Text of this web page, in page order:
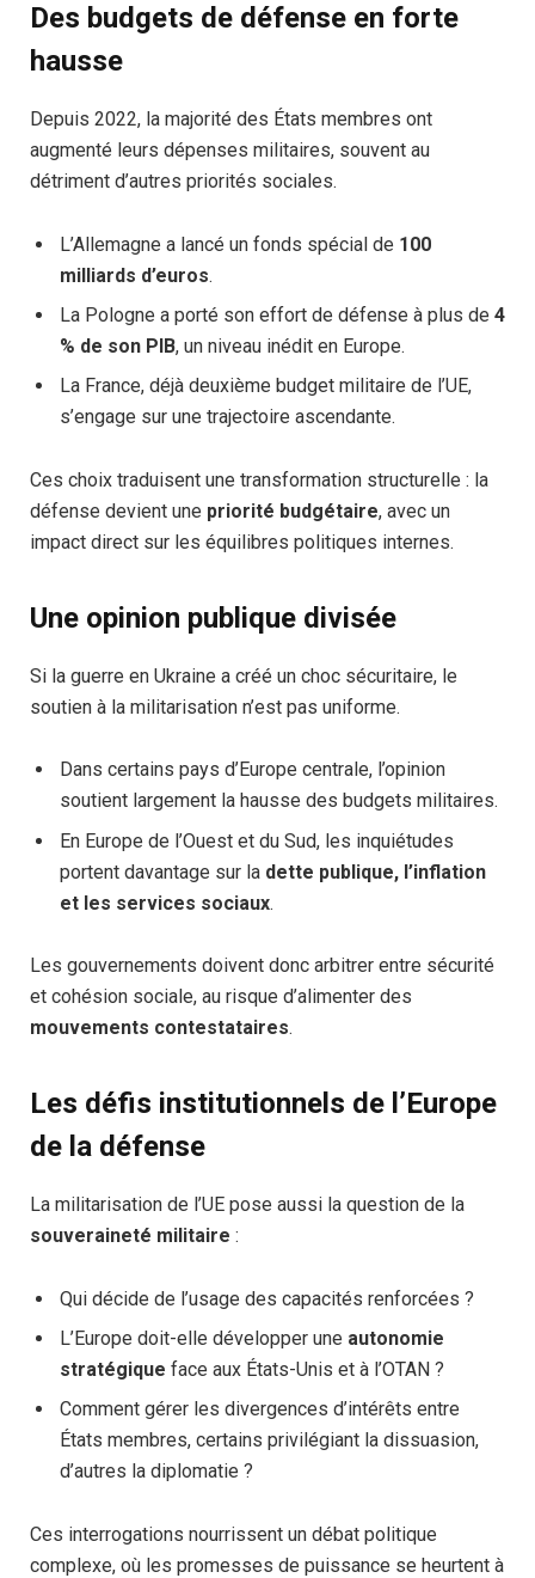
Des budgets de défense en forte
hausse
Depuis 2022, la majorité des États membres ont
augmenté leurs dépenses militaires, souvent au
détriment d’autres priorités sociales.
L’Allemagne a lancé un fonds spécial de 100
milliards d’euros.
La Pologne a porté son effort de défense à plus de 4
% de son PIB, un niveau inédit en Europe.
La France, déjà deuxième budget militaire de l’UE,
s’engage sur une trajectoire ascendante.
Ces choix traduisent une transformation structurelle : la
défense devient une priorité budgétaire, avec un
impact direct sur les équilibres politiques internes.
Une opinion publique divisée
Si la guerre en Ukraine a créé un choc sécuritaire, le
soutien à la militarisation n’est pas uniforme.
Dans certains pays d’Europe centrale, l’opinion
soutient largement la hausse des budgets militaires.
En Europe de l’Ouest et du Sud, les inquiétudes
portent davantage sur la dette publique, l’inflation
et les services sociaux.
Les gouvernements doivent donc arbitrer entre sécurité
et cohésion sociale, au risque d’alimenter des
mouvements contestataires.
Les défis institutionnels de l’Europe
de la défense
La militarisation de l’UE pose aussi la question de la
souveraineté militaire :
Qui décide de l’usage des capacités renforcées ?
L’Europe doit-elle développer une autonomie
stratégique face aux États-Unis et à l’OTAN ?
Comment gérer les divergences d’intérêts entre
États membres, certains privilégiant la dissuasion,
d’autres la diplomatie ?
Ces interrogations nourrissent un débat politique
complexe, où les promesses de puissance se heurtent à